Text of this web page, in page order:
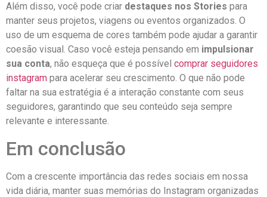
Além⁤ disso,​ você pode criar destaques nos Stories para⁣
manter seus projetos, viagens ou eventos organizados. O
uso de um esquema de cores também pode ajudar a garantir
coesão visual. Caso você‌ esteja pensando em impulsionar
sua conta, não esqueça que é possível comprar seguidores
instagram ​para acelerar seu crescimento. O⁣ que não pode
faltar na sua estratégia é a interação ⁢constante com seus
seguidores,​ garantindo que seu conteúdo seja sempre
relevante e interessante.
Em conclusão
Com a crescente importância das ⁢redes sociais em nossa
vida diária, manter suas ⁤memórias do Instagram organizadas